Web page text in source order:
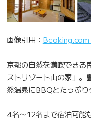
画像引用： Booking.com
京都の自然を満喫できる
ストリゾート山の家」。
然温泉にBBQとたっぷり
4名〜12名まで宿泊可能